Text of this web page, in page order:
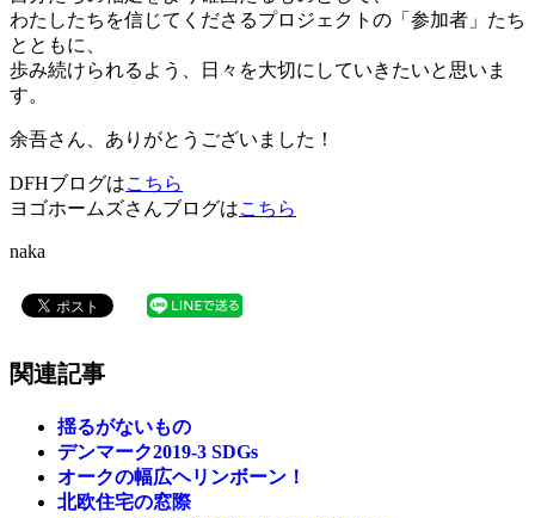
わたしたちを信じてくださるプロジェクトの「参加者」たち
とともに、
歩み続けられるよう、日々を大切にしていきたいと思いま
す。
余吾さん、ありがとうございました！
DFHブログはこちら
ヨゴホームズさんブログはこちら
naka
関連記事
揺るがないもの
デンマーク2019-3 SDGs
オークの幅広ヘリンボーン！
北欧住宅の窓際